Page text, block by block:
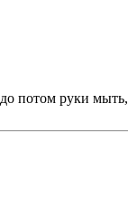
потом руки